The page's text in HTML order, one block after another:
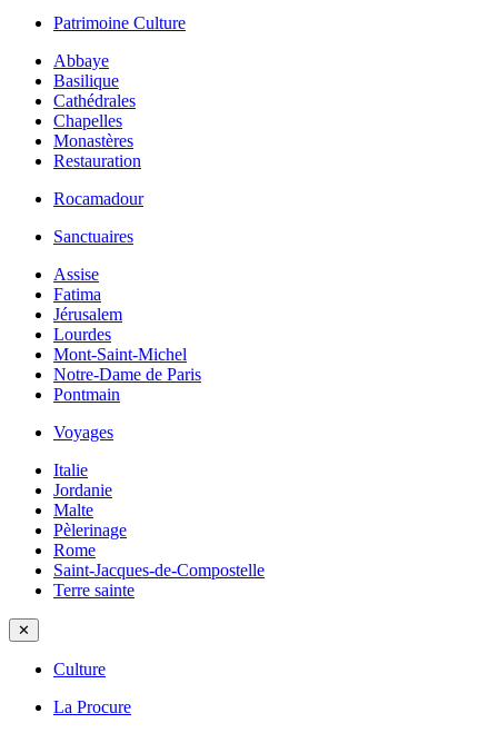
Patrimoine Culture
Abbaye
Basilique
Cathédrales
Chapelles
Monastères
Restauration
Rocamadour
Sanctuaires
Assise
Fatima
Jérusalem
Lourdes
Mont-Saint-Michel
Notre-Dame de Paris
Pontmain
Voyages
Italie
Jordanie
Malte
Pèlerinage
Rome
Saint-Jacques-de-Compostelle
Terre sainte
✕
Culture
La Procure